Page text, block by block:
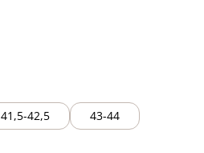
41,5-42,5
43-44